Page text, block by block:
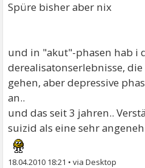
Spüre bisher aber nix
und in "akut"-phasen hab i
derealisatonserlebnisse,
gehen, aber depressive
an..
und das seit 3 jahren..
suizid als eine sehr
18.04.2010 18:21 •